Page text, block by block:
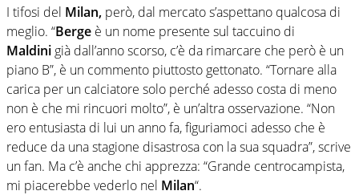
I tifosi del Milan, però, dal mercato s’aspettano qualcosa di
meglio. “Berge è un nome presente sul taccuino di
Maldini già dall’anno scorso, c’è da rimarcare che però è un
piano B”, è un commento piuttosto gettonato. “Tornare alla
carica per un calciatore solo perché adesso costa di meno
non è che mi rincuori molto”, è un’altra osservazione. “Non
ero entusiasta di lui un anno fa, figuriamoci adesso che è
reduce da una stagione disastrosa con la sua squadra”, scrive
un fan. Ma c’è anche chi apprezza: “Grande centrocampista,
mi piacerebbe vederlo nel Milan“.